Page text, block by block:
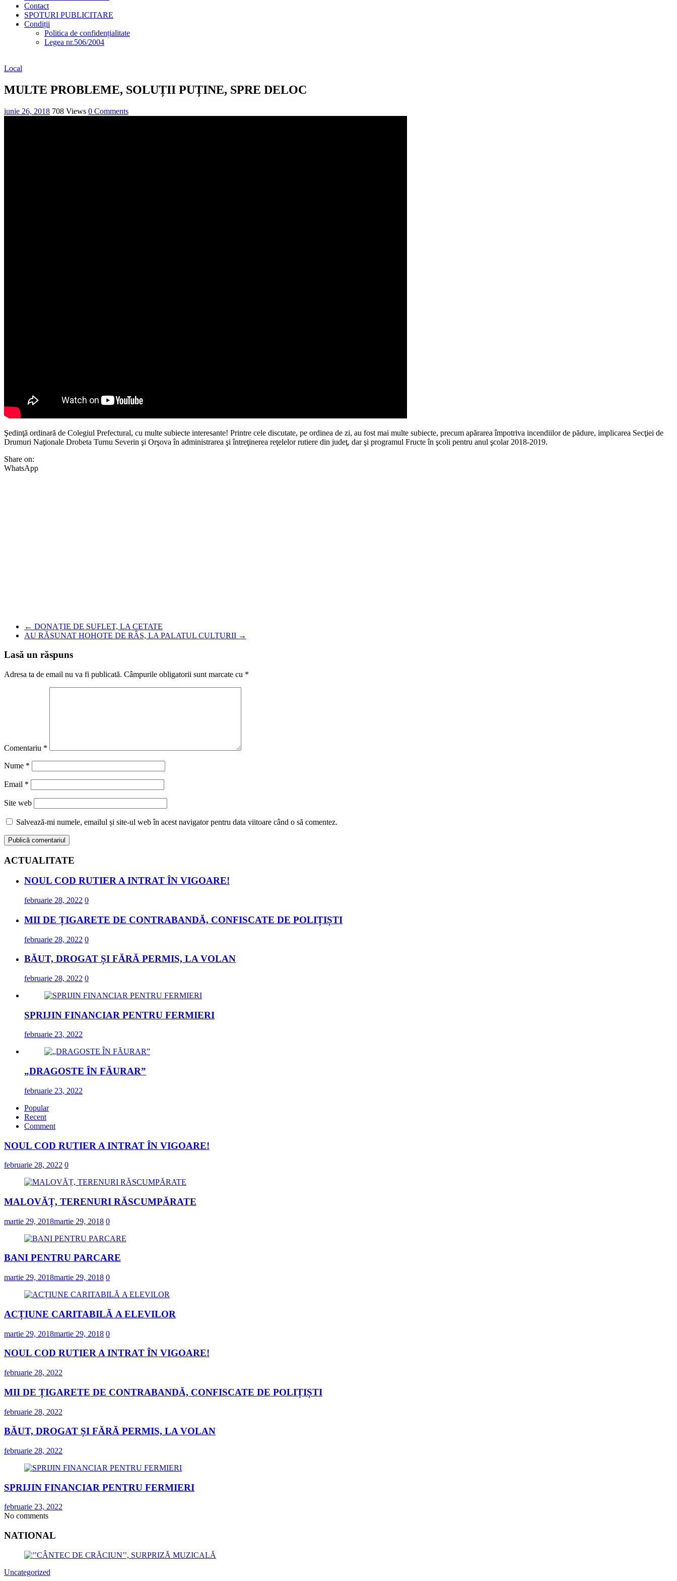
Contact
SPOTURI PUBLICITARE
Condiții
Politica de confidențialitate
Legea nr.506/2004
Local
MULTE PROBLEME, SOLUȚII PUȚINE, SPRE DELOC
iunie 26, 2018 708 Views 0 Comments
Şedinţă ordinară de Colegiul Prefectural, cu multe subiecte interesante! Printre cele discutate, pe ordinea de zi, au fost mai multe subiecte, precum apărarea împotriva incendiilor de pădure, implicarea Secţiei de
Drumuri Naţionale Drobeta Turnu Severin şi Orşova în administrarea şi întreţinerea reţelelor rutiere din judeţ, dar şi programul Fructe în şcoli pentru anul şcolar 2018-2019.
Share on:
WhatsApp
← DONAȚIE DE SUFLET, LA CETATE
AU RĂSUNAT HOHOTE DE RÂS, LA PALATUL CULTURII →
Lasă un răspuns
Adresa ta de email nu va fi publicată. Câmpurile obligatorii sunt marcate cu *
Comentariu *
Nume *
Email *
Site web
Salvează-mi numele, emailul și site-ul web în acest navigator pentru data viitoare când o să comentez.
ACTUALITATE
NOUL COD RUTIER A INTRAT ÎN VIGOARE!
februarie 28, 2022 0
MII DE ȚIGARETE DE CONTRABANDĂ, CONFISCATE DE POLIȚIȘTI
februarie 28, 2022 0
BĂUT, DROGAT ȘI FĂRĂ PERMIS, LA VOLAN
februarie 28, 2022 0
SPRIJIN FINANCIAR PENTRU FERMIERI
februarie 23, 2022
„DRAGOSTE ÎN FĂURAR”
februarie 23, 2022
Popular
Recent
Comment
NOUL COD RUTIER A INTRAT ÎN VIGOARE!
februarie 28, 2022 0
MALOVĂȚ, TERENURI RĂSCUMPĂRATE
martie 29, 2018martie 29, 2018 0
BANI PENTRU PARCARE
martie 29, 2018martie 29, 2018 0
ACȚIUNE CARITABILĂ A ELEVILOR
martie 29, 2018martie 29, 2018 0
NOUL COD RUTIER A INTRAT ÎN VIGOARE!
februarie 28, 2022
MII DE ȚIGARETE DE CONTRABANDĂ, CONFISCATE DE POLIȚIȘTI
februarie 28, 2022
BĂUT, DROGAT ȘI FĂRĂ PERMIS, LA VOLAN
februarie 28, 2022
SPRIJIN FINANCIAR PENTRU FERMIERI
februarie 23, 2022
No comments
NATIONAL
Uncategorized